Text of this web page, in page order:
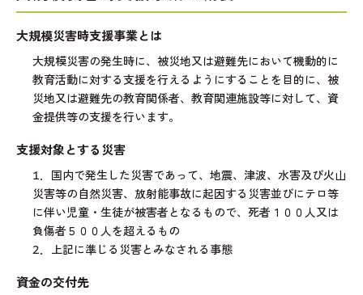
大規模災害時支援事業とは
大規模災害の発生時に、被災地又は避難先において機動的に
教育活動に対する支援を行えるようにすることを目的に、被
災地又は避難先の教育関係者、教育関連施設等に対して、資
金提供等の支援を行います。
支援対象とする災害
1．国内で発生した災害であって、地震、津波、水害及び火山
災害等の自然災害、放射能事故に起因する災害並びにテロ等
に伴い児童・生徒が被害者となるもので、死者１００人又は
負傷者５００人を超えるもの
2．上記に準じる災害とみなされる事態
資金の交付先